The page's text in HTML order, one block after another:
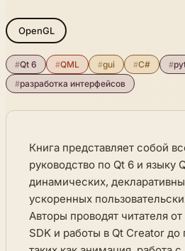
OpenGL
#Qt 6 #QML #gui #C# #
#разработка интерфейсов
Книга представляет собой
руководство по Qt 6 и языку
динамических,
ускоренных
Авторы проводят читателя
SDK и работы в Qt Creator